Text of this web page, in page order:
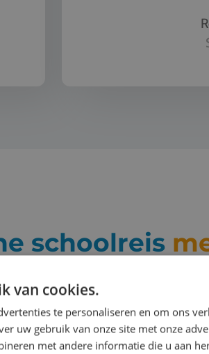
schoolreis
help je verder om het beste uit
gebaseerd op jouw
van cookies.
te personaliseren en om ons
uw gebruik van onze site met onze
met andere informatie die u aan